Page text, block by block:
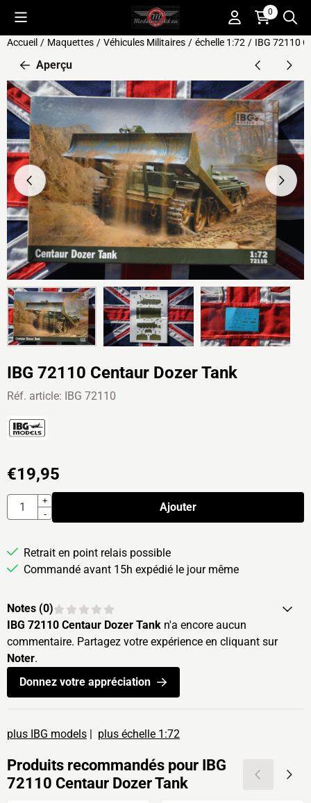
Préférences de cookies disponibles. Choisissez les paramètres
0
Accueil / Maquettes / Véhicules Militaires / échelle 1:72 / IBG 72110
Aperçu
IBG 72110 Centaur Dozer Tank
Réf. article: IBG 72110
€19,95
Quantité
+
-
Ajouter
Retrait en point relais possible
Commandé avant 15h expédié le jour même
Notes (0)
IBG 72110 Centaur Dozer Tank n'a encore aucun
commentaire. Partagez votre expérience en cliquant sur
Noter.
Donnez votre appréciation
plus IBG models | plus échelle 1:72
Produits recommandés pour IBG
72110 Centaur Dozer Tank